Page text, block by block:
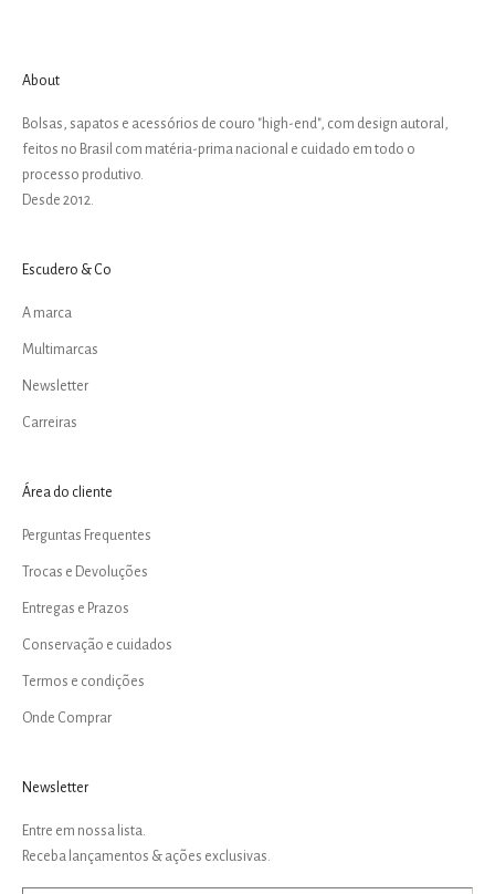
About
Bolsas, sapatos e acessórios de couro "high-end", com design autoral,
feitos no Brasil com matéria-prima nacional e cuidado em todo o
processo produtivo.
Desde 2012.
Escudero & Co
A marca
Multimarcas
Newsletter
Carreiras
Área do cliente
Perguntas Frequentes
Trocas e Devoluções
Entregas e Prazos
Conservação e cuidados
Termos e condições
Onde Comprar
Newsletter
Entre em nossa lista.
Receba lançamentos & ações exclusivas.